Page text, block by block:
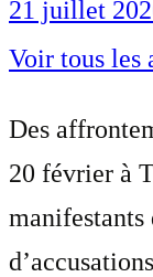
21 juillet
Voir tous les
Des
20 février à
manifestants